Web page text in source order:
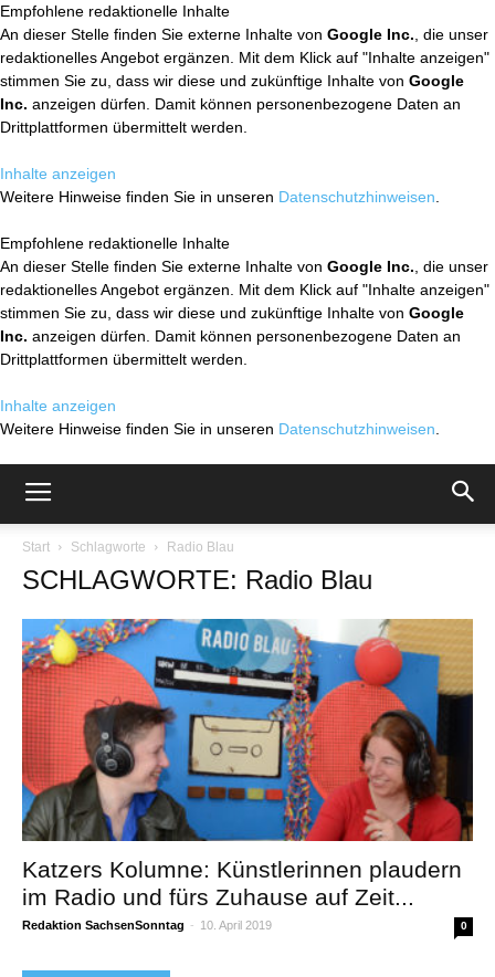
Empfohlene redaktionelle Inhalte
An dieser Stelle finden Sie externe Inhalte von Google Inc. , die unser
redaktionelles Angebot ergänzen. Mit dem Klick auf "Inhalte anzeigen"
stimmen Sie zu, dass wir diese und zukünftige Inhalte von Google
Inc. anzeigen dürfen. Damit können personenbezogene Daten an
Drittplattformen übermittelt werden.
Inhalte anzeigen
Weitere Hinweise finden Sie in unseren Datenschutzhinweisen
Empfohlene redaktionelle Inhalte
An dieser Stelle finden Sie externe Inhalte von Google Inc. , die unser
redaktionelles Angebot ergänzen. Mit dem Klick auf "Inhalte anzeigen"
stimmen Sie zu, dass wir diese und zukünftige Inhalte von Google
Inc. anzeigen dürfen. Damit können personenbezogene Daten an
Drittplattformen übermittelt werden.
Inhalte anzeigen
Weitere Hinweise finden Sie in unseren Datenschutzhinweisen
Start Schlagworte Radio Blau
SCHLAGWORTE: Radio Blau
Katzers Kolumne: Künstlerinnen plaudern
im Radio und fürs Zuhause auf Zeit...
Redaktion SachsenSonntag - 10. April 2019 0